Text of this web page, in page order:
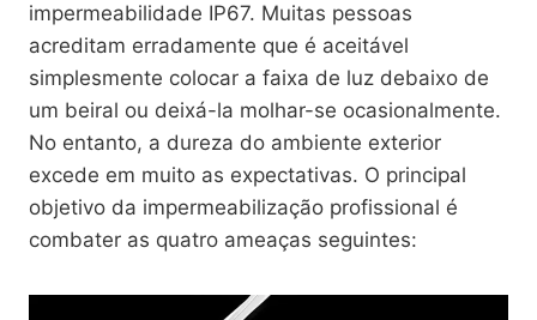
impermeabilidade IP67. Muitas pessoas
acreditam erradamente que é aceitável
simplesmente colocar a faixa de luz debaixo de
um beiral ou deixá-la molhar-se ocasionalmente.
No entanto, a dureza do ambiente exterior
excede em muito as expectativas. O principal
objetivo da impermeabilização profissional é
combater as quatro ameaças seguintes: